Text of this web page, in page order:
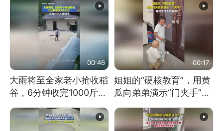
到又舞又武的？
00:46
大雨将至全家老小抢收稻
谷，6分钟收完1000斤，
没有一个人掉链子
00:17
姐姐的“硬核教育”，用黄
瓜向弟弟演示“门夹手”，
网友：果然言传不如身
教！